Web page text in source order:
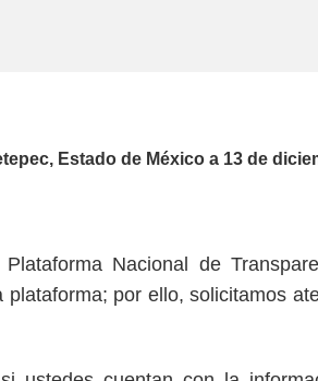
Estado de México a 13 de
Nacional de
por ello, solicitamos